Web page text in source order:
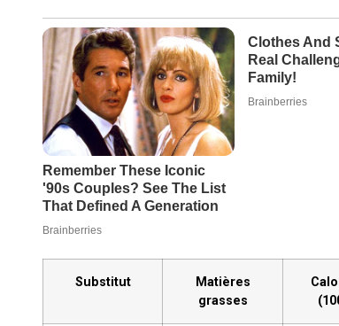
Substitut
Matières
grasses